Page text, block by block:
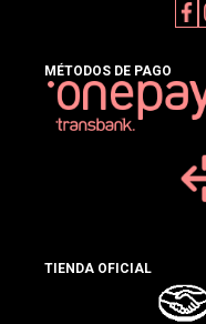
MÉTODOS DE PAGO
TIENDA OFICIAL